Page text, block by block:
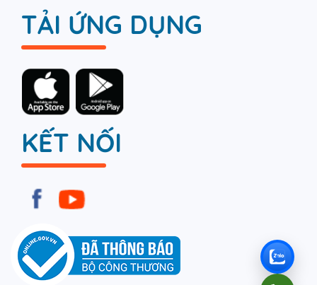
TẢI ỨNG DỤNG
KẾT NỐI